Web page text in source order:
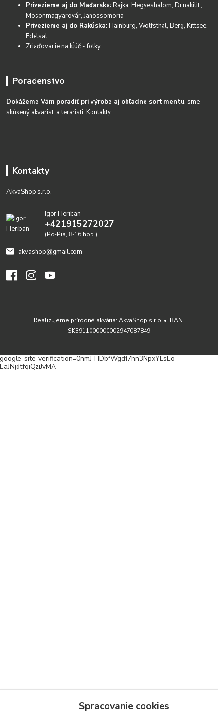
Privezieme aj do Maďarska:Rajka, Hegyeshalom, Dunakiliti,
Mosonmagyarovár, Janossomoria
Privezieme aj do Rakúska:Hainburg, Wolfsthal, Berg, Kittsee,
Edelsal
Zriaďovanie na kĺúč - fotky
Poradenstvo
Dokážeme Vám poradiť pri výrobe aj ohľadne sortimentu, sme
skúsený akvaristi a teraristi.Kontakty
Kontakty
AkvaShop s.r.o.
Igor Heriban
+421915272027
(Po-Pia, 8-16 hod.)
akvashop@gmail.com
Realizujeme prírodné akvária: AkvaShop s.r.o. • IBAN:
SK3911000000002947087849
google-site-verification=0nmJ-HDbfWgdf7hn3NpxYEsEo-
EaJNjdtfqiQziJvMA
Spracovanie cookies